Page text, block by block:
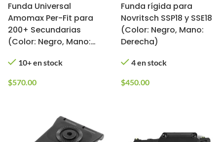
Funda Universal
Amomax Per-Fit para
200+ Secundarias
(Color: Negro, Mano:
10+ en stock
$570.00
Funda rígida para
Novritsch SSP18 y SSE18
(Color: Negro, Mano:
Derecha)
4 en stock
$450.00